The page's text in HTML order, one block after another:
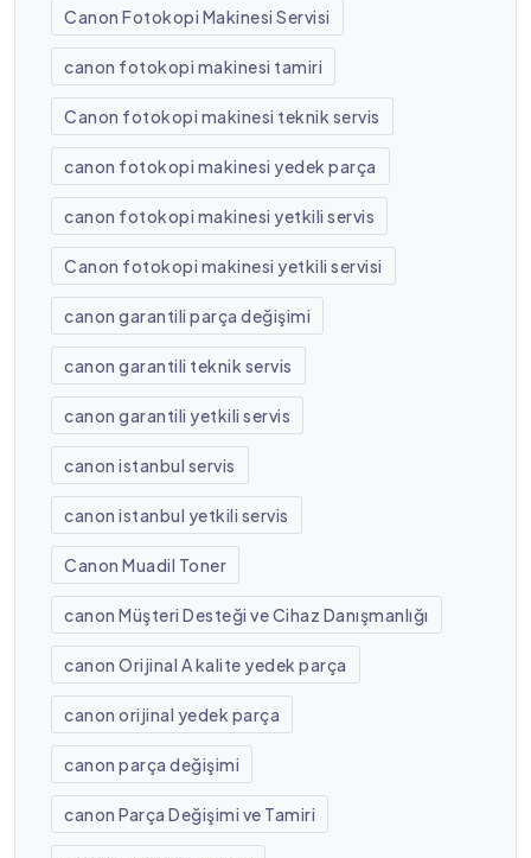
Canon Fotokopi Makinesi Servisi
canon fotokopi makinesi tamiri
Canon fotokopi makinesi teknik servis
canon fotokopi makinesi yedek parça
canon fotokopi makinesi yetkili servis
Canon fotokopi makinesi yetkili servisi
canon garantili parça değişimi
canon garantili teknik servis
canon garantili yetkili servis
canon istanbul servis
canon istanbul yetkili servis
Canon Muadil Toner
canon Müşteri Desteği ve Cihaz Danışmanlığı
canon Orijinal A kalite yedek parça
canon orijinal yedek parça
canon parça değişimi
canon Parça Değişimi ve Tamiri